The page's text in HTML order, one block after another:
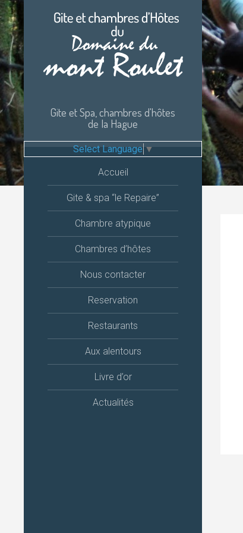
Passer
au
contenu
Gite et Spa, chambres d'hôtes
de la Hague
Select Language ▼
Accueil
Gite & spa “le Repaire”
Chambre atypique
Chambres d’hôtes
Nous contacter
Reservation
Restaurants
Aux alentours
Livre d’or
Actualités